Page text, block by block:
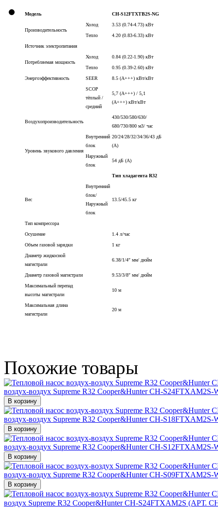
Модель CH-S12FTXTB2S-NG
Производительность
Холод 3.53 (0.74-4.73) кВт
Тепло
4.20 (0.83-6.33) кВт
Источник электропитания
Потребляемая мощность
Холод 0.84 (0.22-1.90) кВт
Тепло
0.95 (0.39-2.60) кВт
Энергоэффективность
SEER 8.5 (А+++) кВт/кВт
SCOP
тёплый /
средний
5,7 (A+++) / 5,1
(A+++) кВт/кВт
Воздухопроизводительность
430/530/580/630/
680/730/800 м3/ час
Уровень звукового давления
Внутренний
блок
20/24/28/32/34/36/43 дБ
(A)
Наружный
блок
54 дБ (A)
Тип хладагента R32
Вес
Внутренний
блок/
Наружный
блок
13.5/45.5 кг
Тип компрессора
Осушение
1.4 л/час
Объем газовой зарядки
1 кг
Диаметр жидкосной
магистрали
6.38/1/4″ мм/ дюйм
Диаметр газовой магистрали 9.53/3/8″ мм/ дюйм
Максимальный перепад
высоты магистрали
10 м
Максимальная длина
магистрали
20 м
Похожие товары
воздух-воздух Supreme R32 Cooper&Hunter CH-
В корзину
воздух-воздух Supreme R32 Cooper&Hunter CH-
В корзину
воздух-воздух Supreme R32 Cooper&Hunter CH-
В корзину
воздух-воздух Supreme R32 Cooper&Hunter CH-
В корзину
воздух Supreme R32 Cooper&Hunter CH-S24FTXAM2S (АРТ.